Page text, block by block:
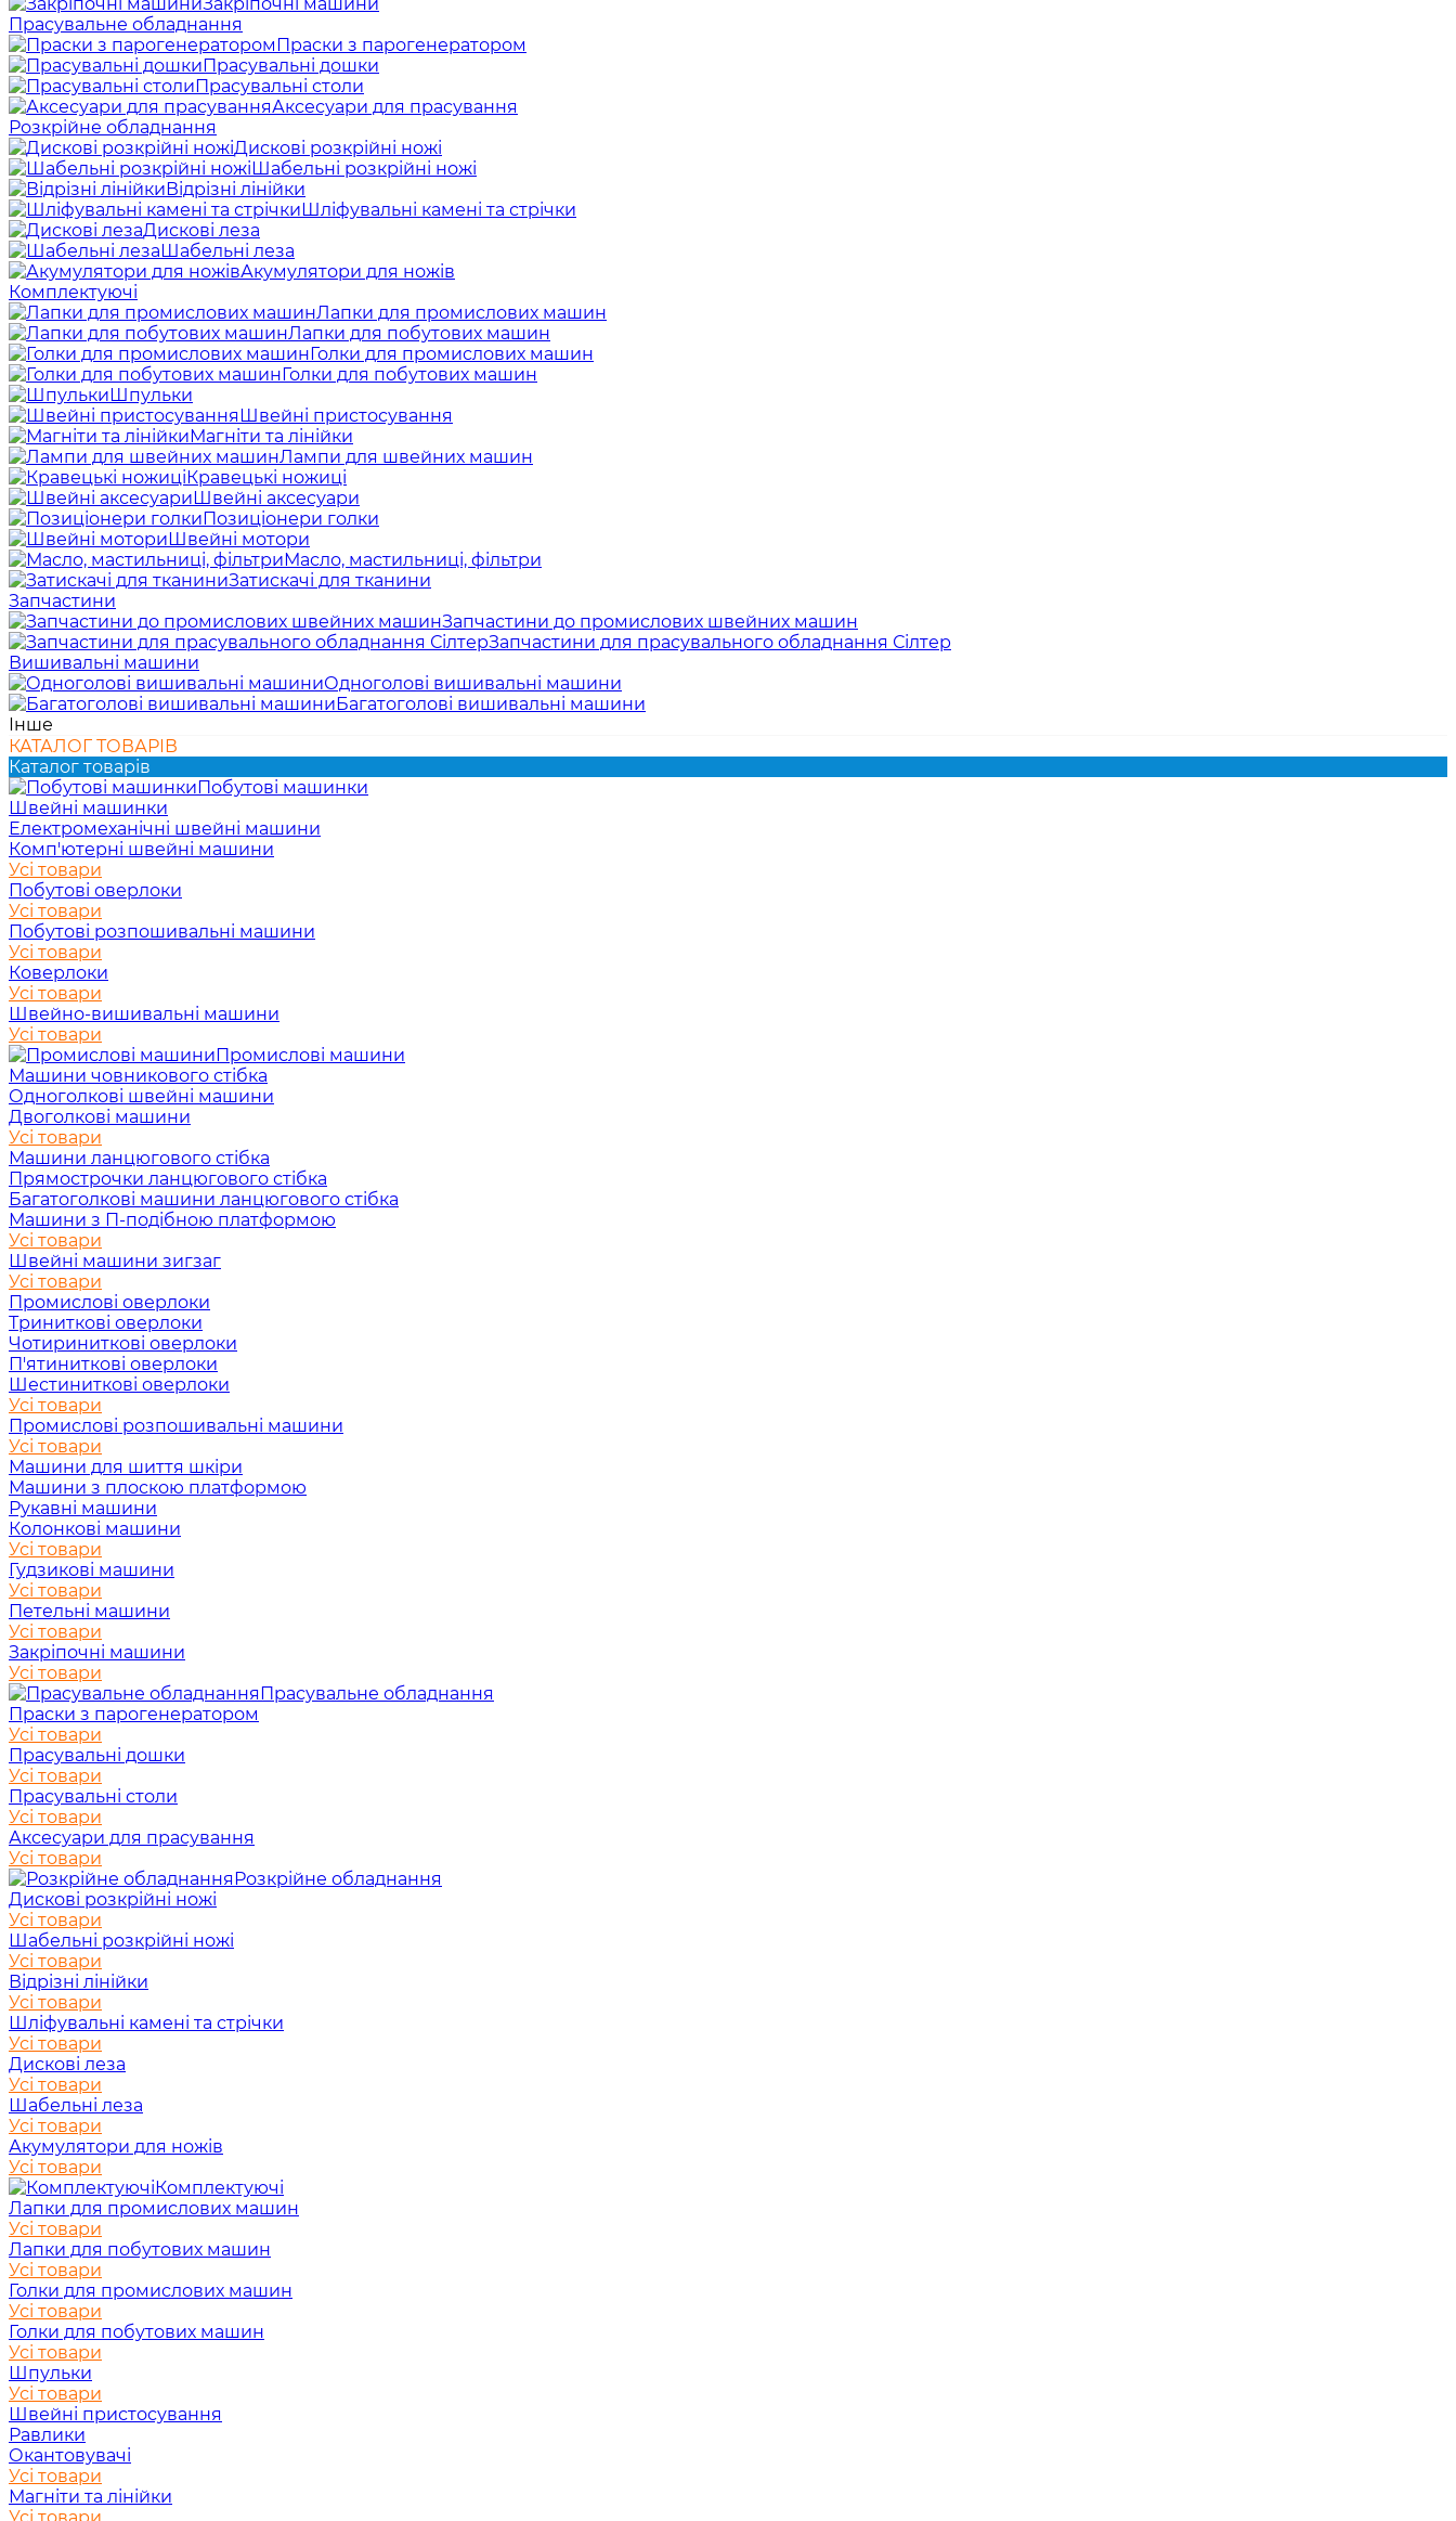
Прасувальне обладнання
Праски з парогенератором
Прасувальні дошки
Прасувальні столи
Аксесуари для прасування
Розкрійне обладнання
Дискові розкрійні ножі
Шабельні розкрійні ножі
Відрізні лінійки
Шліфувальні камені та стрічки
Дискові леза
Шабельні леза
Акумулятори для ножів
Комплектуючі
Лапки для промислових машин
Лапки для побутових машин
Голки для промислових машин
Голки для побутових машин
Шпульки
Швейні пристосування
Магніти та лінійки
Лампи для швейних машин
Кравецькі ножиці
Швейні аксесуари
Позиціонери голки
Швейні мотори
Масло, мастильниці, фільтри
Затискачі для тканини
Запчастини
Запчастини до промислових швейних машин
Запчастини для прасувального обладнання Сілтер
Вишивальні машини
Одноголові вишивальні машини
Багатоголові вишивальні машини
Інше
КАТАЛОГ ТОВАРІВ
Каталог товарів
Побутові машинки
Швейні машинки
Електромеханічні швейні машини
Комп'ютерні швейні машини
Усі товари
Побутові оверлоки
Усі товари
Побутові розпошивальні машини
Усі товари
Коверлоки
Усі товари
Швейно-вишивальні машини
Усі товари
Промислові машини
Машини човникового стібка
Одноголкові швейні машини
Двоголкові машини
Усі товари
Машини ланцюгового стібка
Прямострочки ланцюгового стібка
Багатоголкові машини ланцюгового стібка
Машини з П-подібною платформою
Усі товари
Швейні машини зигзаг
Усі товари
Промислові оверлоки
Триниткові оверлоки
Чотириниткові оверлоки
П'ятиниткові оверлоки
Шестиниткові оверлоки
Усі товари
Промислові розпошивальні машини
Усі товари
Машини для шиття шкіри
Машини з плоскою платформою
Рукавні машини
Колонкові машини
Усі товари
Гудзикові машини
Усі товари
Петельні машини
Усі товари
Закріпочні машини
Усі товари
Прасувальне обладнання
Праски з парогенератором
Усі товари
Прасувальні дошки
Усі товари
Прасувальні столи
Усі товари
Аксесуари для прасування
Усі товари
Розкрійне обладнання
Дискові розкрійні ножі
Усі товари
Шабельні розкрійні ножі
Усі товари
Відрізні лінійки
Усі товари
Шліфувальні камені та стрічки
Усі товари
Дискові леза
Усі товари
Шабельні леза
Усі товари
Акумулятори для ножів
Усі товари
Комплектуючі
Лапки для промислових машин
Усі товари
Лапки для побутових машин
Усі товари
Голки для промислових машин
Усі товари
Голки для побутових машин
Усі товари
Шпульки
Усі товари
Швейні пристосування
Равлики
Окантовувачі
Усі товари
Магніти та лінійки